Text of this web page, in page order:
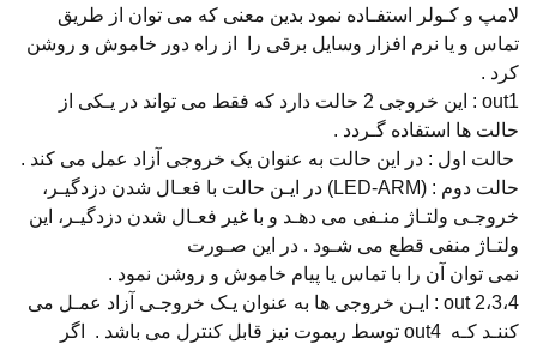
لامپ و کـولر استفـاده نمود بدین معنی که می توان از طریق
تماس و یا نرم افزار وسایل برقی را از راه دور خاموش و روشن
کرد .
out1 : این خروجی 2 حالت دارد که فقط می تواند در یـکی از
حالت ها استفاده گـردد .
حالت اول : در این حالت به عنوان یک خروجی آزاد عمل می کند .
حالت دوم : (LED-ARM) در ایـن حالت با فعـال شدن دزدگیـر،
خروجـی ولتـاژ منـفی می دهـد و با غیر فعـال شدن دزدگیـر، این
ولتـاژ منفی قطع می شـود . در این صـورت
نمی توان آن را با تماس یا پیام خاموش و روشن نمود .
out 2،3،4 : ایـن خروجی ها به عنوان یـک خروجـی آزاد عمـل می
کننـد کـه out4 توسط ریموت نیز قابل کنترل می باشد . اگر